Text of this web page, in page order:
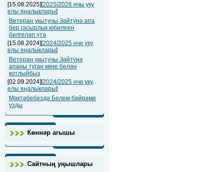
[15.08.2025][2025/2026 нчы уку
елы яңалыклары]
Ветеран укытучы Зәйтүнә апа
бер гасырлык юбилеен
билгеләп үтә
[15.08.2024][2024/2025 нче уку
елы яңалыклары]
Ветеран укытучы Зәйтүнә
апаны туган көне белән
котлыйбыз
[02.09.2024][2024/2025 нче уку
елы яңалыклары]
Мәктәбебездә Белем бәйрәме
узды
Көннәр агышы
Сайтның уңышлары